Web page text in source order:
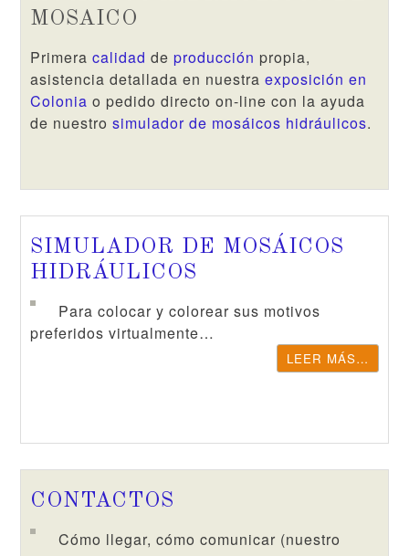
MOSAICO
Primeracalidad deproducción propia,
asistencia detallada en nuestraexposición en
Colonia o pedido directo on-line con la ayuda
de nuestrosimulador de mosáicos hidráulicos.
SIMULADOR DE MOSÁICOS
HIDRÁULICOS
Para colocar y colorear sus motivos
preferidos virtualmente…
LEER MÁS…
CONTACTOS
Cómo llegar, cómo comunicar (nuestro